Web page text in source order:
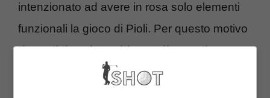
intenzionato ad avere in rosa solo elementi
funzionali la gioco di Pioli. Per questo motivo
due calciatori sarebbero già pronti a
Le trattative in uscita sono già